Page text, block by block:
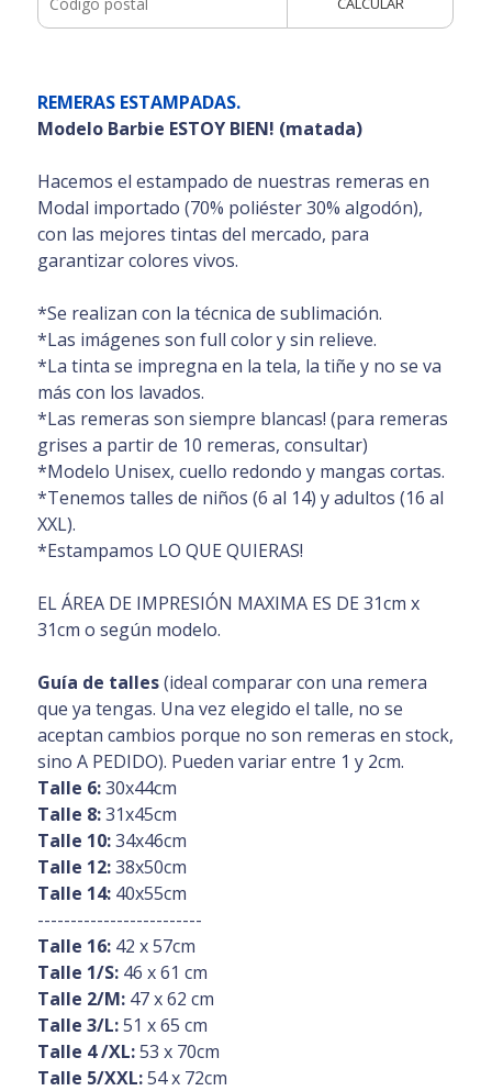
REMERAS ESTAMPADAS.
Modelo Barbie ESTOY BIEN! (matada)
Hacemos el estampado de nuestras remeras en
Modal importado (70% poliéster 30% algodón),
con las mejores tintas del mercado, para
garantizar colores vivos.
*Se realizan con la técnica de sublimación.
*Las imágenes son full color y sin relieve.
*La tinta se impregna en la tela, la tiñe y no se va
más con los lavados.
*Las remeras son siempre blancas! (para remeras
grises a partir de 10 remeras, consultar)
*Modelo Unisex, cuello redondo y mangas cortas.
*Tenemos talles de niños (6 al 14) y adultos (16 al
XXL).
*Estampamos LO QUE QUIERAS!
EL ÁREA DE IMPRESIÓN MAXIMA ES DE 31cm x
31cm o según modelo.
Guía de talles(ideal comparar con una remera
que ya tengas. Una vez elegido el talle, no se
aceptan cambios porque no son remeras en stock,
sino A PEDIDO). Pueden variar entre 1 y 2cm.
Talle 6:30x44cm
Talle 8:31x45cm
Talle 10:34x46cm
Talle 12:38x50cm
Talle 14:40x55cm
-------------------------
Talle 16:42 x 57cm
Talle 1/S:46 x 61 cm
Talle 2/M:47 x 62 cm
Talle 3/L:51 x 65 cm
Talle 4 /XL:53 x 70cm
Talle 5/XXL:54 x 72cm